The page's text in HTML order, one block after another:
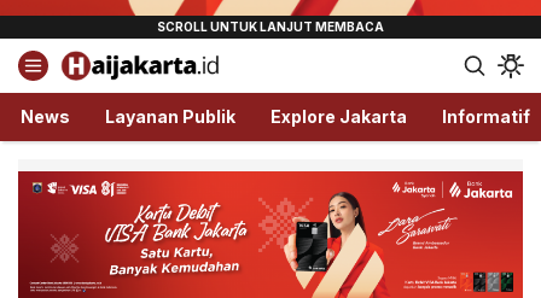
Haijakarta.id
Semua Tentang Jakarta Ada Disini!
News Layanan Publik Explore Jakarta Informatif